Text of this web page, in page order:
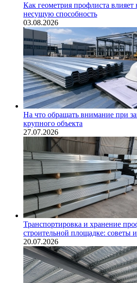
Как геометрия профлиста влияет
несущую способность
03.08.2026
На что обращать внимание при
крупного объекта
27.07.2026
Транспортировка и хранение
строительной площадке: советы
20.07.2026